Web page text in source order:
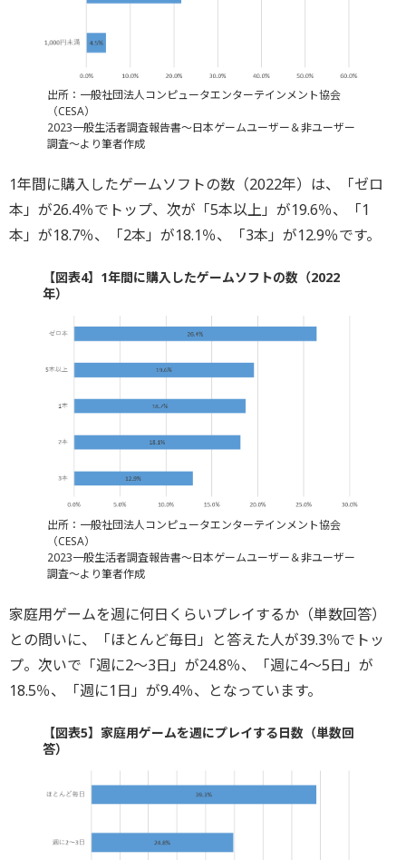
出所：一般社団法人コンピュータエンターテインメント協会
（CESA）
2023一般生活者調査報告書～日本ゲームユーザー＆非ユーザー
調査～より筆者作成
1年間に購入したゲームソフトの数（2022年）は、「ゼロ
本」が26.4％でトップ、次が「5本以上」が19.6％、「1
本」が18.7％、「2本」が18.1％、「3本」が12.9％です。
【図表4】1年間に購入したゲームソフトの数（2022
年）
出所：一般社団法人コンピュータエンターテインメント協会
（CESA）
2023一般生活者調査報告書～日本ゲームユーザー＆非ユーザー
調査～より筆者作成
家庭用ゲームを週に何日くらいプレイするか（単数回答）
との問いに、「ほとんど毎日」と答えた人が39.3％でトッ
プ。次いで「週に2～3日」が24.8％、「週に4～5日」が
18.5％、「週に1日」が9.4％、となっています。
【図表5】家庭用ゲームを週にプレイする日数（単数回
答）